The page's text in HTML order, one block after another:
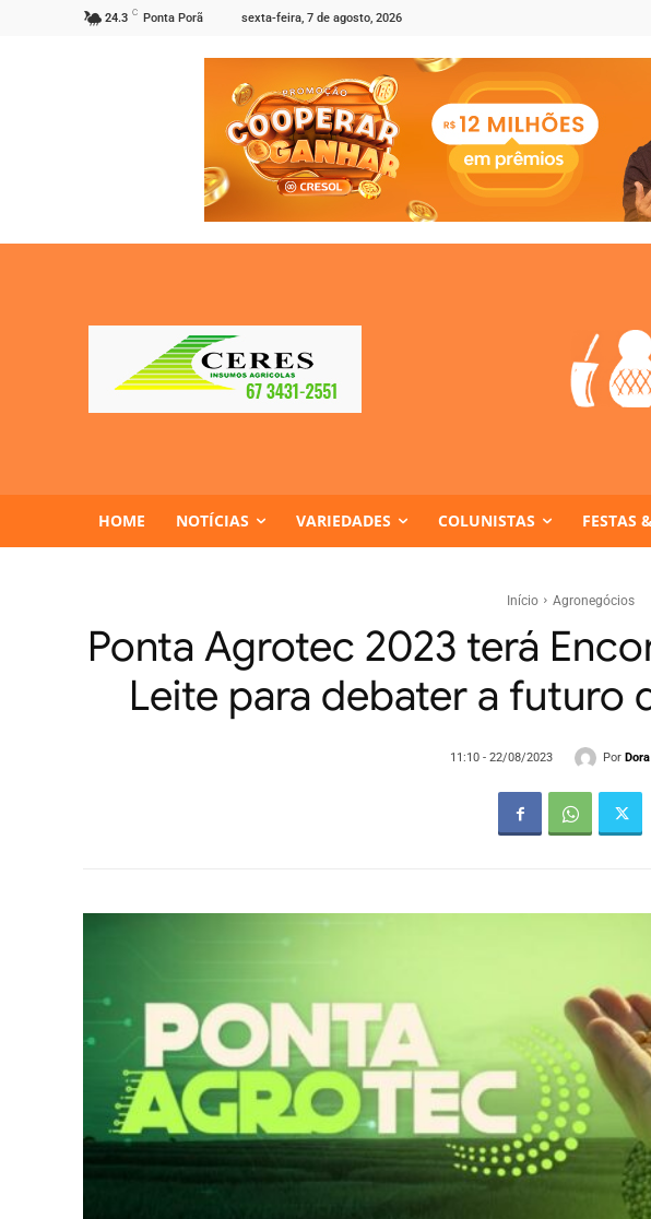
24.3 C Ponta Porã sexta-feira, 7 de agosto, 2026
HOME NOTÍCIAS VARIEDADES COLUNISTAS FESTAS
Início Agronegócios
Ponta Agrotec 2023 terá
Leite para debater a futuro
11:10 - 22/08/2023 Por